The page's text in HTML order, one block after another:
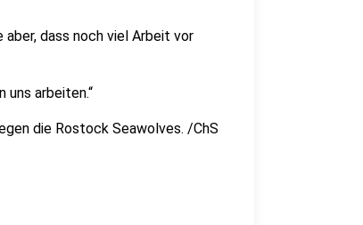
dass noch viel Arbeit vor
uns arbeiten.“
die Rostock Seawolves. /ChS